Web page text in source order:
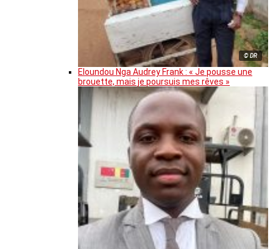
© DR
Eloundou Nga Audrey Frank : « Je pousse une
brouette, mais je poursuis mes rêves »